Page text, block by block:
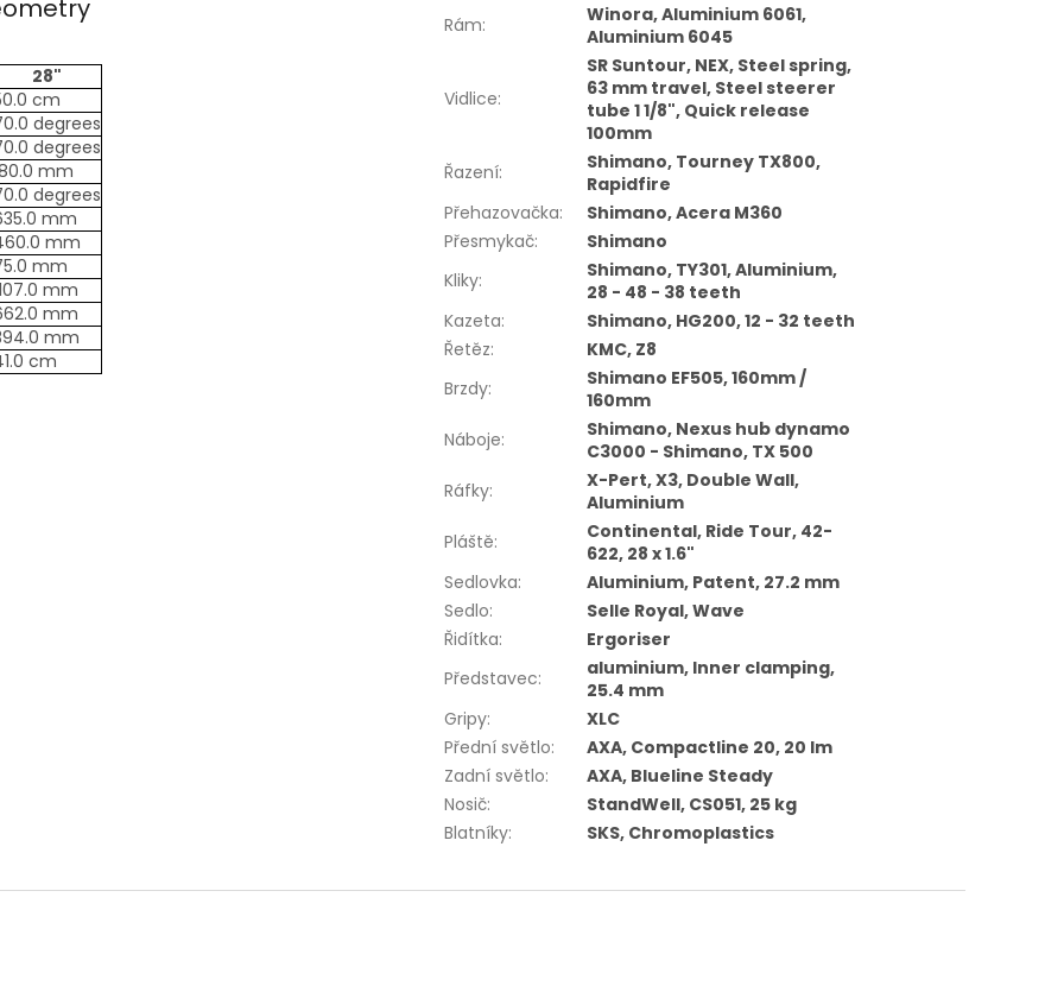
28"
cm
degrees
degrees
mm
degrees
mm
mm
mm
mm
mm
mm
cm
Rám:
Winora, Aluminium 6061,
Aluminium 6045
Vidlice:
SR Suntour, NEX, Steel spring,
63 mm travel, Steel steerer
tube 1 1/8", Quick release
100mm
Řazení:
Shimano, Tourney TX800,
Rapidfire
Přehazovačka:
Shimano, Acera M360
Přesmykač:
Shimano
Kliky:
Shimano, TY301, Aluminium,
28 - 48 - 38 teeth
Kazeta:
Shimano, HG200, 12 - 32 teeth
Řetěz:
KMC, Z8
Brzdy:
Shimano EF505, 160mm /
160mm
Náboje:
Shimano, Nexus hub dynamo
C3000 - Shimano, TX 500
Ráfky:
X-Pert, X3, Double Wall,
Aluminium
Pláště:
Continental, Ride Tour, 42-
622, 28 x 1.6"
Sedlovka:
Aluminium, Patent, 27.2 mm
Sedlo:
Selle Royal, Wave
Řidítka:
Ergoriser
Představec:
aluminium, Inner clamping,
25.4 mm
Gripy:
XLC
Přední světlo:
AXA, Compactline 20, 20 lm
Zadní světlo:
AXA, Blueline Steady
Nosič:
StandWell, CS051, 25 kg
Blatníky: SKS, Chromoplastics